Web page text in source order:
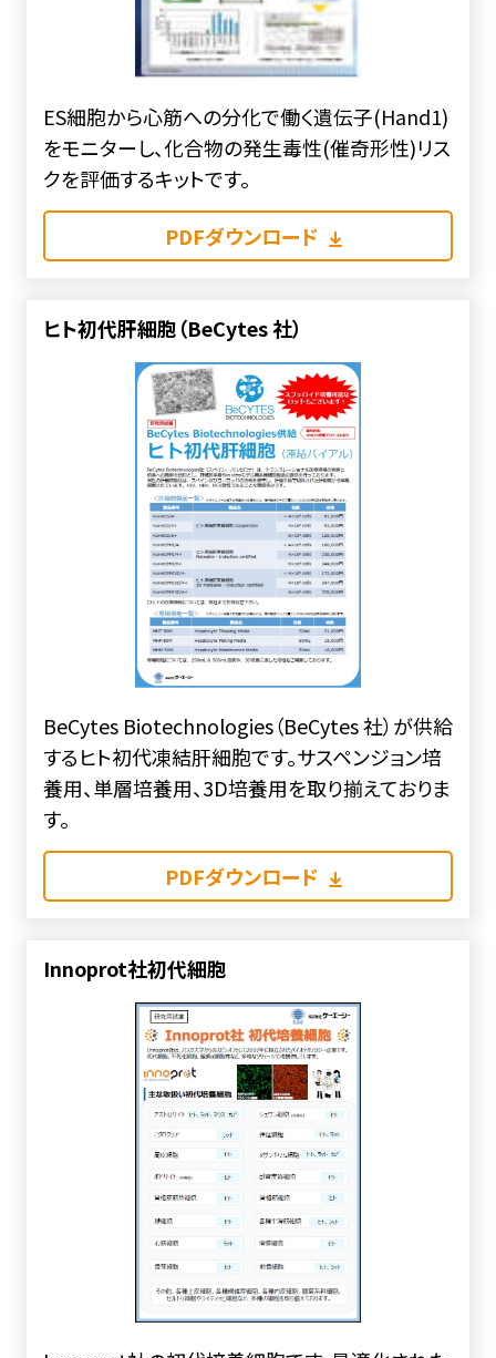
ES細胞から心筋への分化で働く遺伝子(Hand1)
をモニターし、化合物の発生毒性(催奇形性)リス
クを評価するキットです。
PDFダウンロード
ヒト初代肝細胞（BeCytes 社）
BeCytes Biotechnologies（BeCytes 社）が供給
するヒト初代凍結肝細胞です。サスペンジョン培
養用、単層培養用、3D培養用を取り揃えておりま
す。
PDFダウンロード
Innoprot社初代細胞